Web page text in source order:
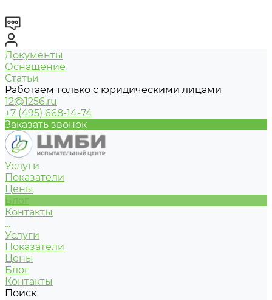
Документы
Оснащение
Статьи
Работаем только с юридическими лицами
12@1256.ru
+7 (495) 668-14-74
Заказать звонок
Услуги
Показатели
Цены
Блог
Контакты
...
Услуги
Показатели
Цены
Блог
Контакты
Поиск